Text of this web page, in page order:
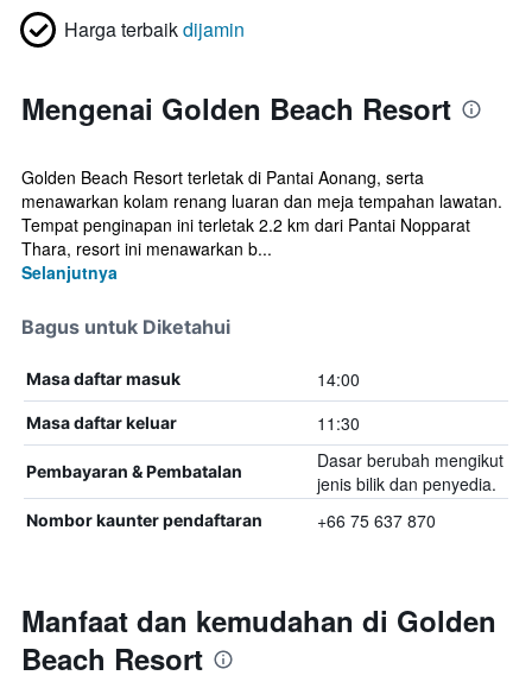
Harga terbaikdijamin
Mengenai Golden Beach Resort
Golden Beach Resort terletak di Pantai Aonang, serta
menawarkan kolam renang luaran dan meja tempahan lawatan.
Tempat penginapan ini terletak 2.2 km dari Pantai Nopparat
Thara, resort ini menawarkan b...
Selanjutnya
Bagus untuk Diketahui
Masa daftar masuk 14:00
Masa daftar keluar 11:30
Pembayaran & Pembatalan
Dasar berubah mengikut
jenis bilik dan penyedia.
Nombor kaunter pendaftaran +66 75 637 870
Manfaat dan kemudahan di Golden
Beach Resort